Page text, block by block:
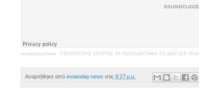
eviatoday.news · ΓΕΡΟΝΤΙΤΗΣ ΣΠΥΡΟΣ ΤΑ ΥΔΑΤΟΔΡΟΜΙΑ ΤΟ ΜΑΣΤΕΡ
Αναρτήθηκε από eviatoday.news στις 9:27 μ.μ.